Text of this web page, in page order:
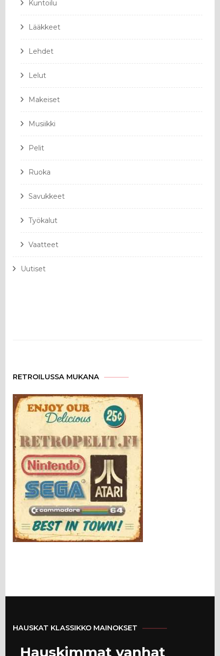
Kuntoilu
Lääkkeet
Lehdet
Lelut
Makeiset
Musiikki
Pelit
Ruoka
Savukkeet
Työkalut
Vaatteet
Uutiset
RETROILUSSA MUKANA
HAUSKAT KLASSIKKO MAINOKSET
Hauskimmat vanhat